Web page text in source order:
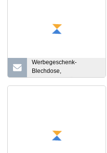
Werbegeschenk-
Blechdose,
Weißblechbehälter,